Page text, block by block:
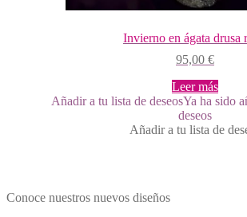
Invierno en ágata drusa
95,00 €
Leer más
Añadir a tu lista de deseosYa ha sido
deseos
Añadir a tu lista de
Conoce nuestros nuevos diseños